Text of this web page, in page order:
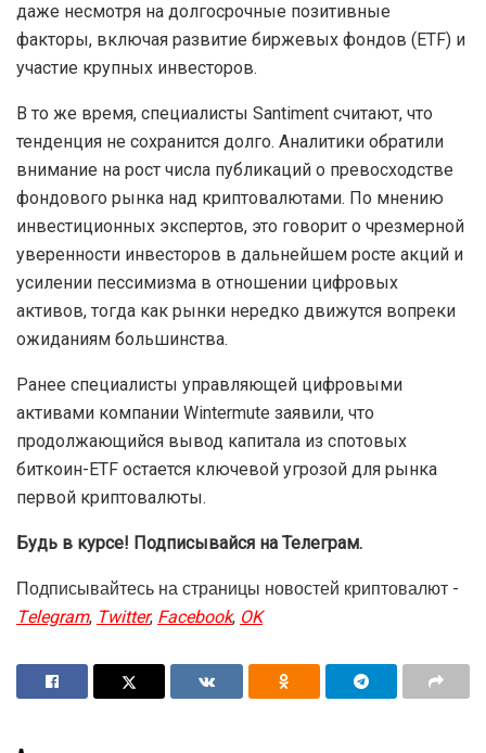
даже несмотря на долгосрочные позитивные
факторы, включая развитие биржевых фондов (ETF) и
участие крупных инвесторов.
В то же время, специалисты Santiment считают, что
тенденция не сохранится долго. Аналитики обратили
внимание на рост числа публикаций о превосходстве
фондового рынка над криптовалютами. По мнению
инвестиционных экспертов, это говорит о чрезмерной
уверенности инвесторов в дальнейшем росте акций и
усилении пессимизма в отношении цифровых
активов, тогда как рынки нередко движутся вопреки
ожиданиям большинства.
Ранее специалисты управляющей цифровыми
активами компании Wintermute заявили, что
продолжающийся вывод капитала из спотовых
биткоин-ETF остается ключевой угрозой для рынка
первой криптовалюты.
Будь в курсе! Подписывайся на Телеграм.
Подписывайтесь на страницы новостей криптовалют -
Telegram,Twitter,Facebook,OK